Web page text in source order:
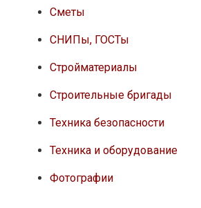
Сметы
СНИПы, ГОСТы
Стройматериалы
Строительные бригады
Техника безопасности
Техника и оборудование
Фотографии